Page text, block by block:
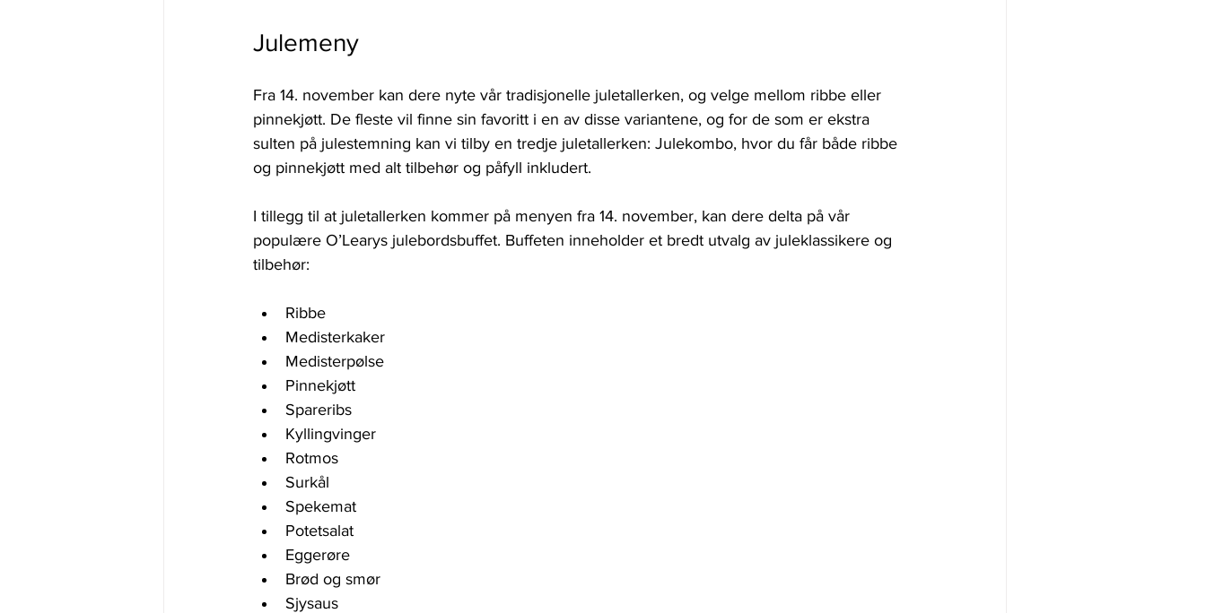
Julemeny
Fra 14. november kan dere nyte vår tradisjonelle juletallerken, og velge mellom ribbe eller
pinnekjøtt. De fleste vil finne sin favoritt i en av disse variantene, og for de som er ekstra
sulten på julestemning kan vi tilby en tredje juletallerken: Julekombo, hvor du får både ribbe
og pinnekjøtt med alt tilbehør og påfyll inkludert.
I tillegg til at juletallerken kommer på menyen fra 14. november, kan dere delta på vår
populære O’Learys julebordsbuffet. Buffeten inneholder et bredt utvalg av juleklassikere og
tilbehør:
Ribbe
Medisterkaker
Medisterpølse
Pinnekjøtt
Spareribs
Kyllingvinger
Rotmos
Surkål
Spekemat
Potetsalat
Eggerøre
Brød og smør
Sjysaus